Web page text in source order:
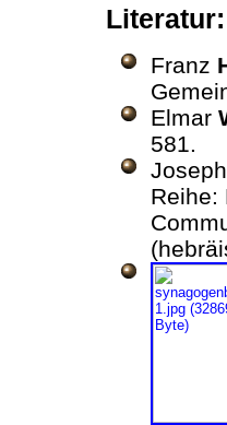
Franz
Elmar
581.
Reihe: